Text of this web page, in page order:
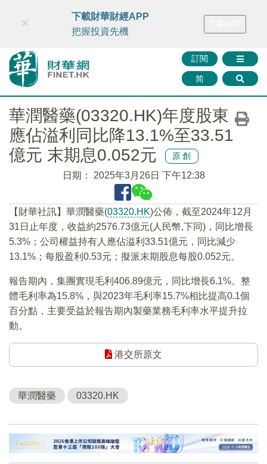
財華智庫網 FINTV FINMETA 財華證券 媒體矩陣
訂閱
简
×
下載財華財經APP
把握投資先機
華潤醫藥(03320.HK)年度股東
應佔溢利同比降13.1%至33.51
億元 末期息0.052元
原創
日期： 2025年3月26日 下午12:38
【財華社訊】華潤醫藥(03320.HK)公佈，截至2024年12月
31日止年度，收益約2576.73億元(人民幣,下同)，同比增長
5.3%；公司權益持有人應佔溢利33.51億元，同比減少
13.1%；每股盈利0.53元；擬派末期股息每股0.052元。
報告期內，集團實現毛利406.89億元，同比增長6.1%。整
體毛利率為15.8%，與2023年毛利率15.7%相比提高0.1個
百分點，主要受益於報告期內製藥業務毛利率水平提升拉
動。
港交所原文
華潤醫藥 03320.HK